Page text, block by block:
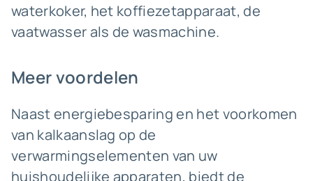
waterkoker, het koffiezetapparaat, de
vaatwasser als de wasmachine.
Meer voordelen
Naast energiebesparing en het voorkomen
van kalkaanslag op de
verwarmingselementen van uw
huishoudelijke apparaten, biedt de